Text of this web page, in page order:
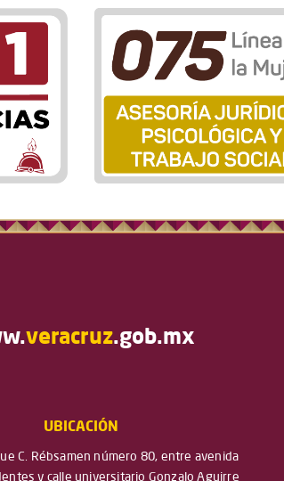
veracruz.gob.mx
UBICACIÓN
C. Rébsamen número 80, entre avenida
y calle universitario Gonzalo Aguirre